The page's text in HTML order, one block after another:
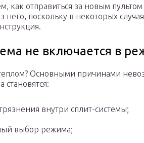
как отправиться за новым
него, поскольку в некоторых
не включается в
Основными причинами
становятся:
внутри сплит-системы;
выбор режима;